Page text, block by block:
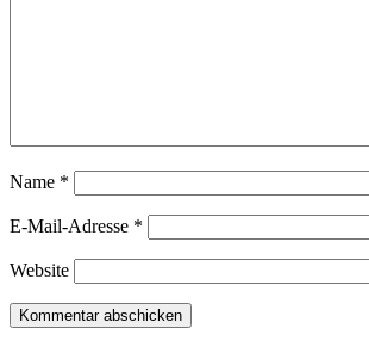
Name *
E-Mail-Adresse *
Website